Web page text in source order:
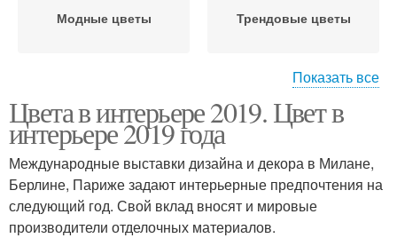
Модные цветы Трендовые цветы
Цвета в дизайне
Показать все
Цвета в интерьере 2019. Цвет в
интерьере 2019 года
Международные выставки дизайна и декора в Милане,
Берлине, Париже задают интерьерные предпочтения на
следующий год. Свой вклад вносят и мировые
производители отделочных материалов.